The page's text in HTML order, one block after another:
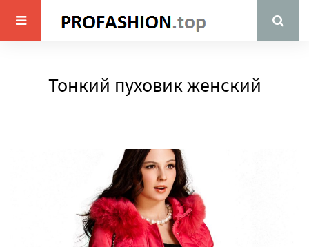
Тонкий пуховик женский